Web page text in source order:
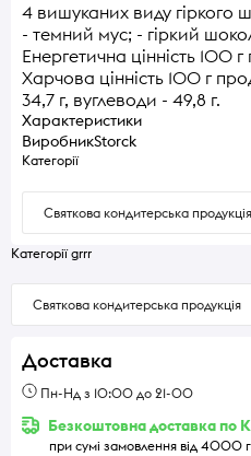
4 вишуканих виду гіркого
- темний мус; - гіркий
Енергетична цінність 100
Харчова цінність 100 г
34,7 г, вуглеводи - 49,8 г.
Характеристики
ВиробникStorck
Категорії
Святкова кондитерська продукція
Категорії grrr
Святкова кондитерська продукція
Доставка
Пн-Нд з 10:00 до 21-00
Безкоштовна доставка по
при сумі замовлення від 4000